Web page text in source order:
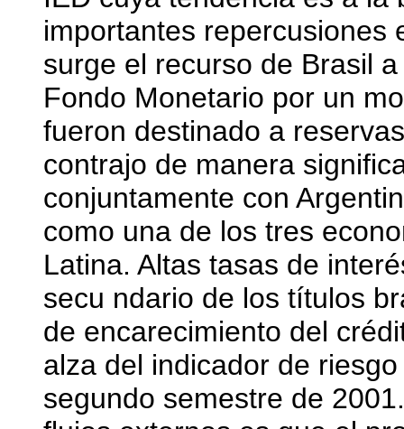
importantes repercusiones
surge el recurso de Brasil
Fondo Monetario por un
fueron destinado a
contrajo de manera
conjuntamente con
como una de los tres
Latina. Altas tasas de
secu ndario de los títulos
de encarecimiento del
alza del indicador de
segundo semestre de